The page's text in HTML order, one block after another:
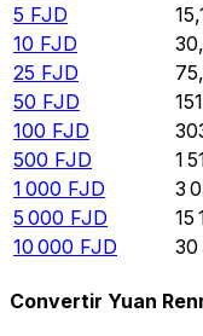
5 FJD
10 FJD
25 FJD
50 FJD
100 FJD
500 FJD 1
1 000 FJD 3
5 000 FJD 15
10 000 FJD 30
Convertir Yuan